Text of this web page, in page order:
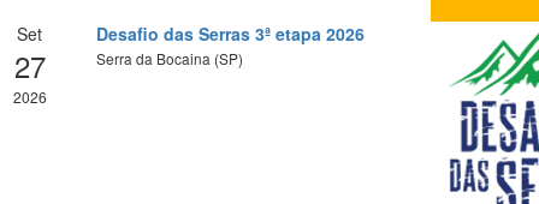
Set
27
2026
Desafio das Serras 3ª etapa 2026
Serra da Bocaina (SP)